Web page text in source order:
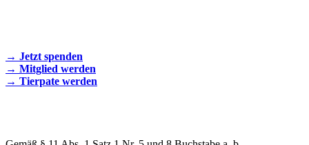
→ Jetzt spenden
→ Mitglied werden
→ Tierpate werden